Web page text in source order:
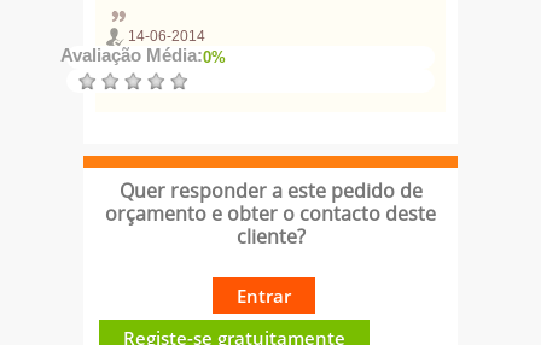
14-06-2014
Avaliação Média:0%
Quer responder a este pedido de
orçamento e obter o contacto deste
cliente?
Entrar
Registe-se gratuitamente